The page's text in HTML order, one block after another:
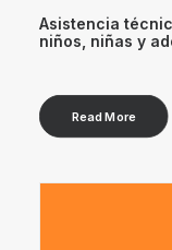
Asistencia
niños, niñas y
Read More